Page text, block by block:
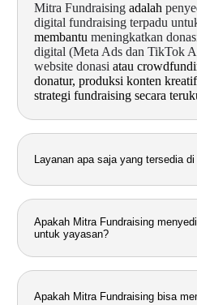
Mitra Fundraising adalah
digital fundraising terpadu
membantumeningkatkan
digital (Meta Ads dan TikTok
website donasi atau
donatur, produksi konten
strategi fundraising secara
Layanan apa saja yang tersedia
Apakah Mitra Fundraising
untuk yayasan?
Apakah Mitra Fundraising bisa